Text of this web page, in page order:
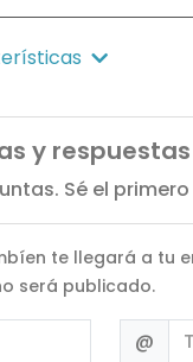
y respuestas
Sé el
te llegará a tu
será publicado.
Email
@